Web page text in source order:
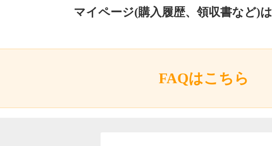
マイページ(購入履歴、領収書など)は
FAQはこちら